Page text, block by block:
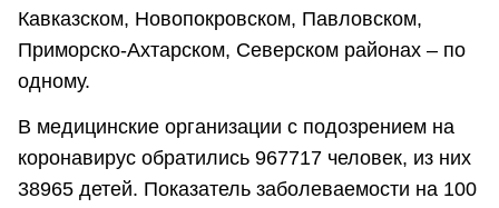
Кавказском, Новопокровском, Павловском,
Приморско-Ахтарском, Северском районах – по
одному.
В медицинские организации с подозрением на
коронавирус обратились 967717 человек, из них
38965 детей. Показатель заболеваемости на 100